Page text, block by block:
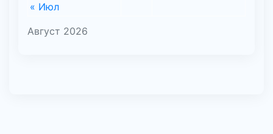
Август 2026
« Июл